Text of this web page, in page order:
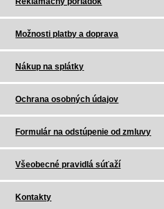
Možnosti platby a doprava
Nákup na splátky
Ochrana osobných údajov
Formulár na odstúpenie od zmluvy
Všeobecné pravidlá súťaží
Kontakty